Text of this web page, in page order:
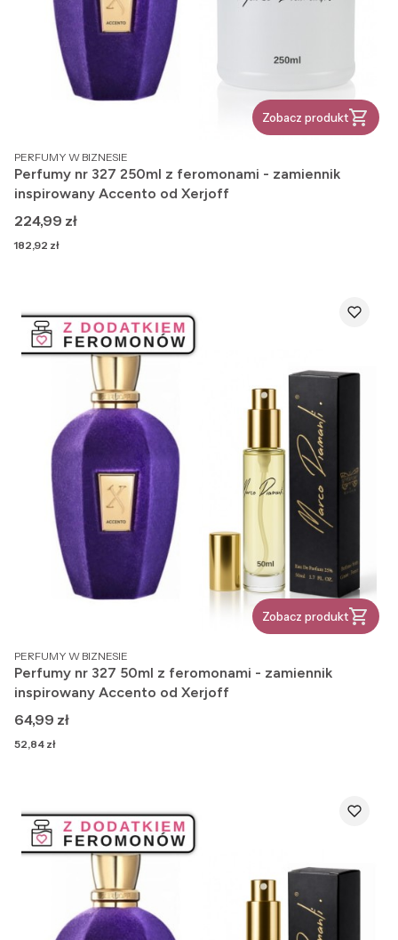
Zobacz produkt
PRODUCENT
PERFUMY W BIZNESIE
Perfumy nr 327 250ml z feromonami - zamiennik
inspirowany Accento od Xerjoff
Cena
224,99 zł
Cena
182,92 zł
Zobacz produkt
PRODUCENT
PERFUMY W BIZNESIE
Perfumy nr 327 50ml z feromonami - zamiennik
inspirowany Accento od Xerjoff
Cena
64,99 zł
Cena
52,84 zł